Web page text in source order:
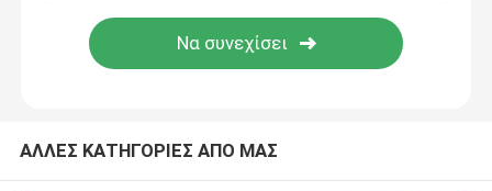
Αυτοκίνητος τρισδιάστατος εκτυπωτής
Ψηφιακή CNC μηχανή
ΑΛΛΕΣ ΚΑΤΗΓΟΡΙΕΣ ΑΠΟ ΜΑΣ